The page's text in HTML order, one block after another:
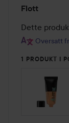
4
av
5
Flott
Dette
Oversatt
1 PRODUKT I